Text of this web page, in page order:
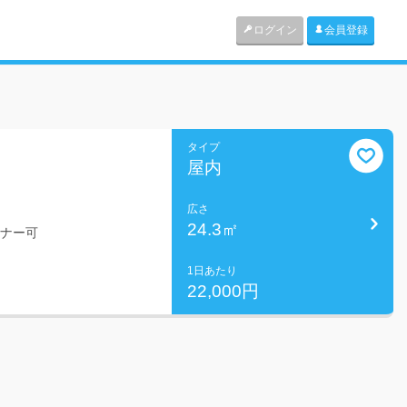
ログイン 会員登録
ー可
タイプ
屋内
広さ
24.3㎡
1日あたり
22,000円